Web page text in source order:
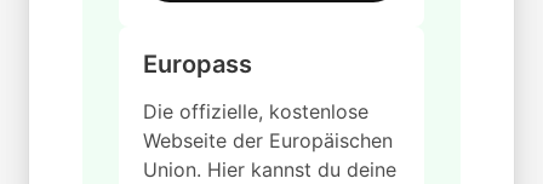
Europass
Die offizielle, kostenlose
Webseite der Europäischen
Union. Hier kannst du deine